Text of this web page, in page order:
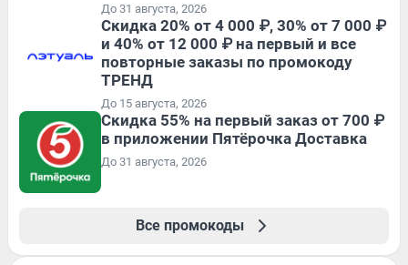
До 31 августа, 2026
Скидка 20% от 4 000 ₽, 30% от 7 000 ₽
и 40% от 12 000 ₽ на первый и все
повторные заказы по промокоду
ТРЕНД
До 15 августа, 2026
Скидка 55% на первый заказ от 700 ₽
в приложении Пятёрочка Доставка
До 31 августа, 2026
Все промокоды